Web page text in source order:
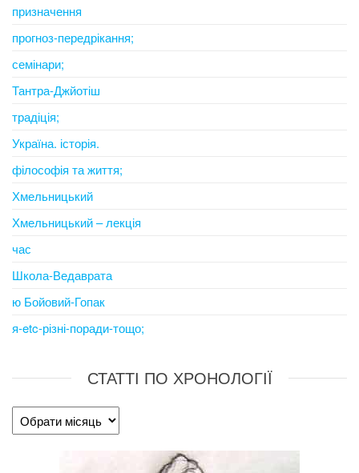
призначення
прогноз-передрікання;
семінари;
Тантра-Джйотіш
традіція;
Україна. історія.
філософія та життя;
Хмельницький
Хмельницький – лекція
час
Школа-Ведаврата
ю Бойовий-Гопак
я-etc-різні-поради-тощо;
СТАТТІ ПО ХРОНОЛОГІЇ
Статті
по